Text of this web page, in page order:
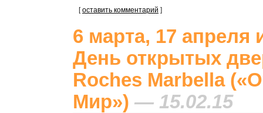
[оставить комментарий ]
6 марта, 17 апреля
День открытых
Roches Marbella
Мир») — 15.02.15